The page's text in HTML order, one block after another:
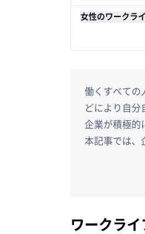
女性のワークラ
働くすべての
どにより自分
企業が積極的
本記事では、
ワークラ